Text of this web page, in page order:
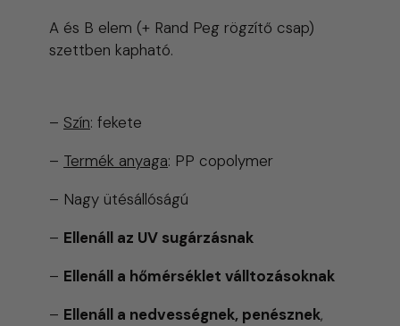
A és B elem (+ Rand Peg rögzítő csap)
szettben kapható.
– Szín: fekete
– Termék anyaga: PP copolymer
– Nagy ütésállóságú
– Ellenáll az UV sugárzásnak
– Ellenáll a hőmérséklet válltozásoknak
– Ellenáll a nedvességnek, penésznek,